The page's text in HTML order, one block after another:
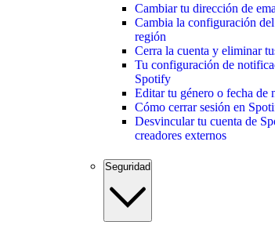
Cambiar tu dirección de
Cambia la configuración
región
Cerra la cuenta y eliminar
Tu configuración de
Spotify
Editar tu género o fecha de
Cómo cerrar sesión en
Desvincular tu cuenta de
creadores externos
Seguridad